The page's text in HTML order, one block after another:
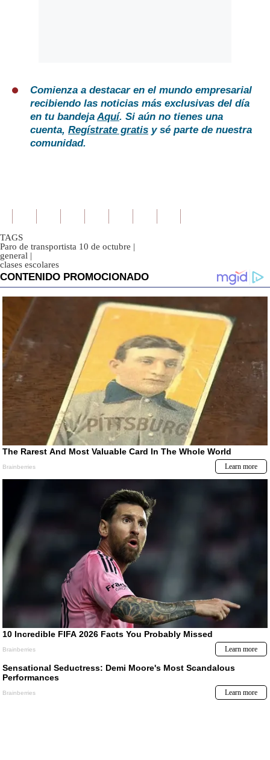
Comienza a destacar en el mundo empresarial
recibiendo las noticias más exclusivas del día
en tu bandejaAquí. Si aún no tienes una
cuenta, Regístrate gratis y sé parte de nuestra
comunidad.
TAGS
Paro de transportista 10 de octubre |
general |
clases escolares